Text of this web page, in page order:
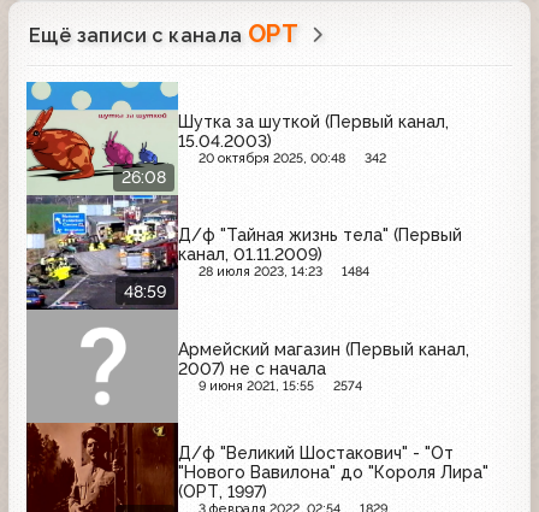
Ещё записи с канала ОРТ
26:08
Шутка за шуткой (Первый канал,
15.04.2003)
20 октября 2025, 00:48 342
48:59
Д/ф "Тайная жизнь тела" (Первый
канал, 01.11.2009)
28 июля 2023, 14:23 1484
Армейский магазин (Первый канал,
2007) не с начала
9 июня 2021, 15:55 2574
Д/ф "Великий Шостакович" - "От
"Нового Вавилона" до "Короля Лира"
(ОРТ, 1997)